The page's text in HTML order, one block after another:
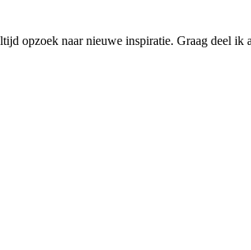
opzoek naar nieuwe inspiratie. Graag deel ik